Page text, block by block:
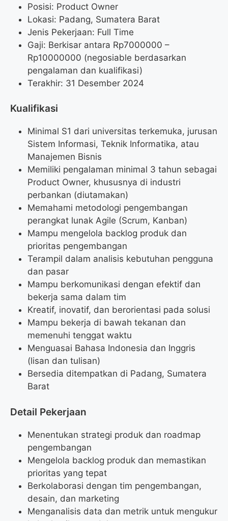
Posisi: Product Owner
Lokasi: Padang, Sumatera Barat
Jenis Pekerjaan: Full Time
Gaji: Berkisar antara Rp7000000 –
Rp10000000 (negosiable berdasarkan
pengalaman dan kualifikasi)
Terakhir: 31 Desember 2024
Kualifikasi
Minimal S1 dari universitas terkemuka, jurusan
Sistem Informasi, Teknik Informatika, atau
Manajemen Bisnis
Memiliki pengalaman minimal 3 tahun sebagai
Product Owner, khususnya di industri
perbankan (diutamakan)
Memahami metodologi pengembangan
perangkat lunak Agile (Scrum, Kanban)
Mampu mengelola backlog produk dan
prioritas pengembangan
Terampil dalam analisis kebutuhan pengguna
dan pasar
Mampu berkomunikasi dengan efektif dan
bekerja sama dalam tim
Kreatif, inovatif, dan berorientasi pada solusi
Mampu bekerja di bawah tekanan dan
memenuhi tenggat waktu
Menguasai Bahasa Indonesia dan Inggris
(lisan dan tulisan)
Bersedia ditempatkan di Padang, Sumatera
Barat
Detail Pekerjaan
Menentukan strategi produk dan roadmap
pengembangan
Mengelola backlog produk dan memastikan
prioritas yang tepat
Berkolaborasi dengan tim pengembangan,
desain, dan marketing
Menganalisis data dan metrik untuk mengukur